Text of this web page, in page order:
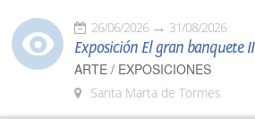
26/06/2026 31/08/2026
Exposición El gran banquete II
ARTE / EXPOSICIONES
Santa Marta de Tormes